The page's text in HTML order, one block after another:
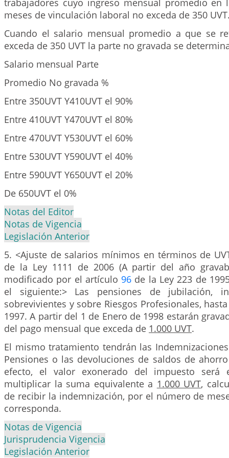
trabajadores cuyo ingreso mensual promedio en
meses de vinculación laboral no exceda de 350
Cuando el salario mensual promedio a que se
exceda de 350 UVT la parte no gravada se
Salario mensual Parte
Promedio No gravada %
Entre 350UVT Y410UVT el 90%
Entre 410UVT Y470UVT el 80%
Entre 470UVT Y530UVT el 60%
Entre 530UVT Y590UVT el 40%
Entre 590UVT Y650UVT el 20%
De 650UVT el 0%
Notas del Editor
Notas de Vigencia
Legislación Anterior
5. <Ajuste de salarios mínimos en términos de
de la Ley 1111 de 2006 (A partir del año
modificado por el artículo 96 de la Ley 223 de
el siguiente:> Las pensiones de jubilación,
sobrevivientes y sobre Riesgos Profesionales,
1997. A partir del 1 de Enero de 1998 estarán
del pago mensual que exceda de 1.000 UVT.
El mismo tratamiento tendrán las
Pensiones o las devoluciones de saldos de
efecto, el valor exonerado del impuesto será
multiplicar la suma equivalente a 1.000 UVT,
de recibir la indemnización, por el número de
corresponda.
Notas de Vigencia
Jurisprudencia Vigencia
Legislación Anterior